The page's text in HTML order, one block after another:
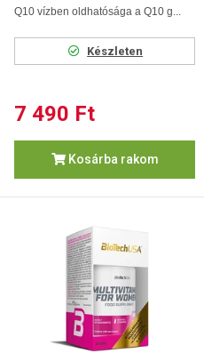
Q10 vízben oldhatósága a Q10 g...
Készleten
7 490 Ft
Kosárba rakom